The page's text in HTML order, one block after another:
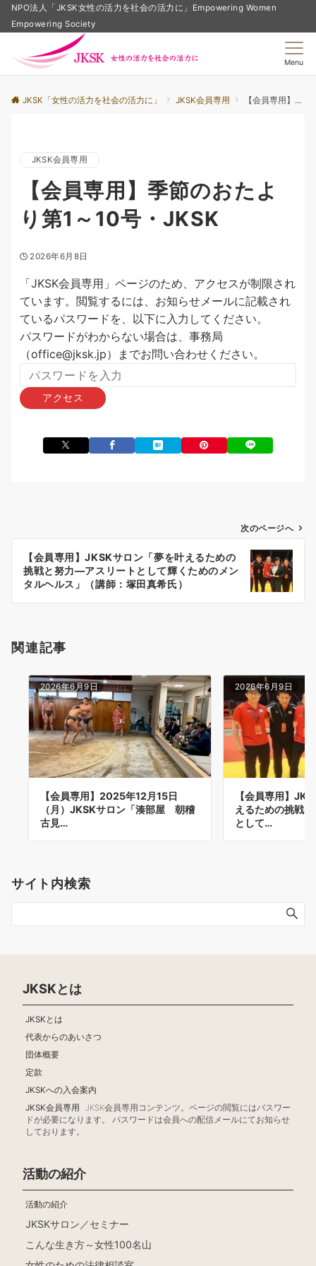
NPO法人「JKSK女性の活力を社会の活力に」Empowering Women
Empowering Society
Menu
JKSK「女性の活力を社会の活力に」 JKSK会員専用 【会員専用】季節のおたより第1～10号・JKSK
JKSK会員専用
【会員専用】季節のおたよ
り第1～10号・JKSK
2026年6月8日
「JKSK会員専用」ページのため、アクセスが制限され
ています。閲覧するには、お知らせメールに記載され
ているパスワードを、以下に入力してください。
パスワードがわからない場合は、事務局
（office@jksk.jp）までお問い合わせください。
稿
ョ
次のページへ
【会員専用】JKSKサロン「夢を叶えるための
挑戦と努力―アスリートとして輝くためのメン
タルヘルス」（講師：塚田真希氏）
関連記事
2026年6月9日
【会員専用】2025年12月15日
（月）JKSKサロン「湊部屋 朝稽
古見…
2026年6月9日
【会員専用】
えるための挑戦
として…
サイト内検索
JKSKとは
JKSKとは
代表からのあいさつ
団体概要
定款
JKSKへの入会案内
JKSK会員専用
JKSK会員専用コンテンツ。ページの閲覧にはパスワー
ドが必要になります。 パスワードは会員への配信メールにてお知らせ
しております。
活動の紹介
活動の紹介
JKSKサロン／セミナー
こんな生き方～女性100名山